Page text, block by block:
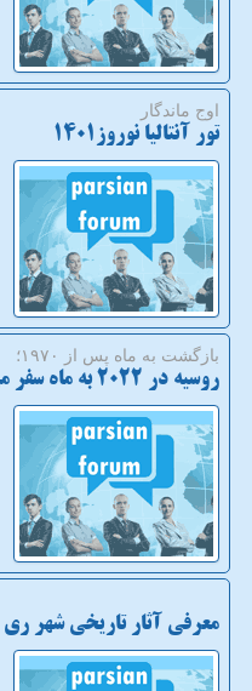
اوج ماندگار
تور آنتالیا نوروز1401
بازگشت به ماه پس از ۱۹۷۰؛
روسیه در ۲۰۲۲ به ماه سفر می کند
معرفی آثار تاریخی شهر ری